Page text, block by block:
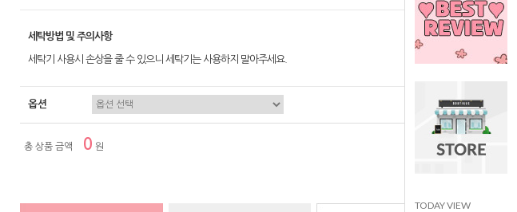
TODAY VIEW
세탁방법 및 주의사항
세탁기 사용시 손상을 줄 수 있으니 세탁기는 사용하지 말아주세요.
옵션
총 상품 금액 0 원